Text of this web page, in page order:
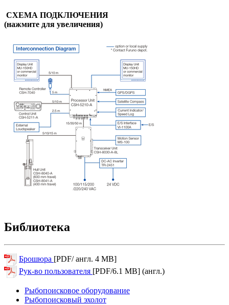
СХЕМА ПОДКЛЮЧЕНИЯ
(нажмите для увеличения)
Библиотека
Брошюра [PDF/ англ. 4 МВ]
Рук-во пользователя [PDF/6.1 МВ] (англ.)
Рыбопоисковое оборудование
Рыбопоисковый эхолот